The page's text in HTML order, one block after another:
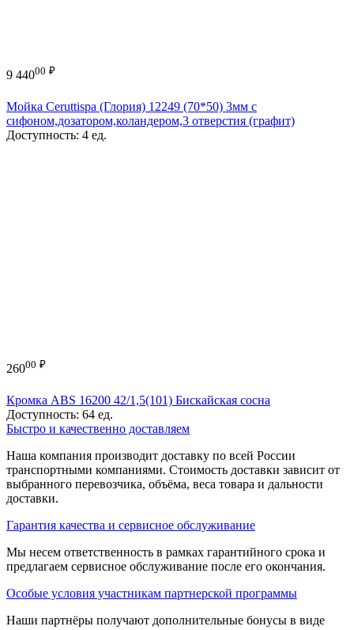
9 44000 ₽
Мойка Ceruttispa (Глория) 12249 (70*50) 3мм с
сифоном,дозатором,коландером,3 отверстия (графит)
Доступность: 4 ед.
26000 ₽
Кромка ABS 16200 42/1,5(101) Бискайская сосна
Доступность: 64 ед.
Быстро и качественно доставляем
Наша компания производит доставку по всей России
транспортными компаниями. Стоимость доставки зависит от
выбранного перевозчика, объёма, веса товара и дальности
доставки.
Гарантия качества и сервисное обслуживание
Мы несем ответственность в рамках гарантийного срока и
предлагаем сервисное обслуживание после его окончания.
Особые условия участникам партнерской программы
Наши партнёры получают дополнительные бонусы в виде